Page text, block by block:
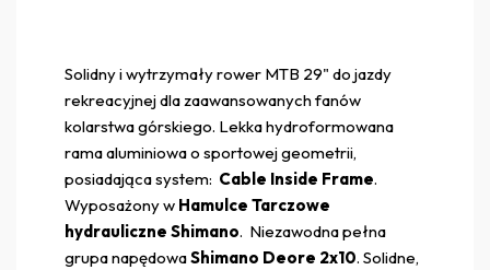
Solidny i wytrzymały rower MTB 29" do jazdy
rekreacyjnej dla zaawansowanych fanów
kolarstwa górskiego. Lekka hydroformowana
rama aluminiowa o sportowej geometrii,
posiadająca system: Cable Inside Frame.
Wyposażony w Hamulce Tarczowe
hydrauliczne Shimano. Niezawodna pełna
grupa napędowaShimano Deore 2x10. Solidne,